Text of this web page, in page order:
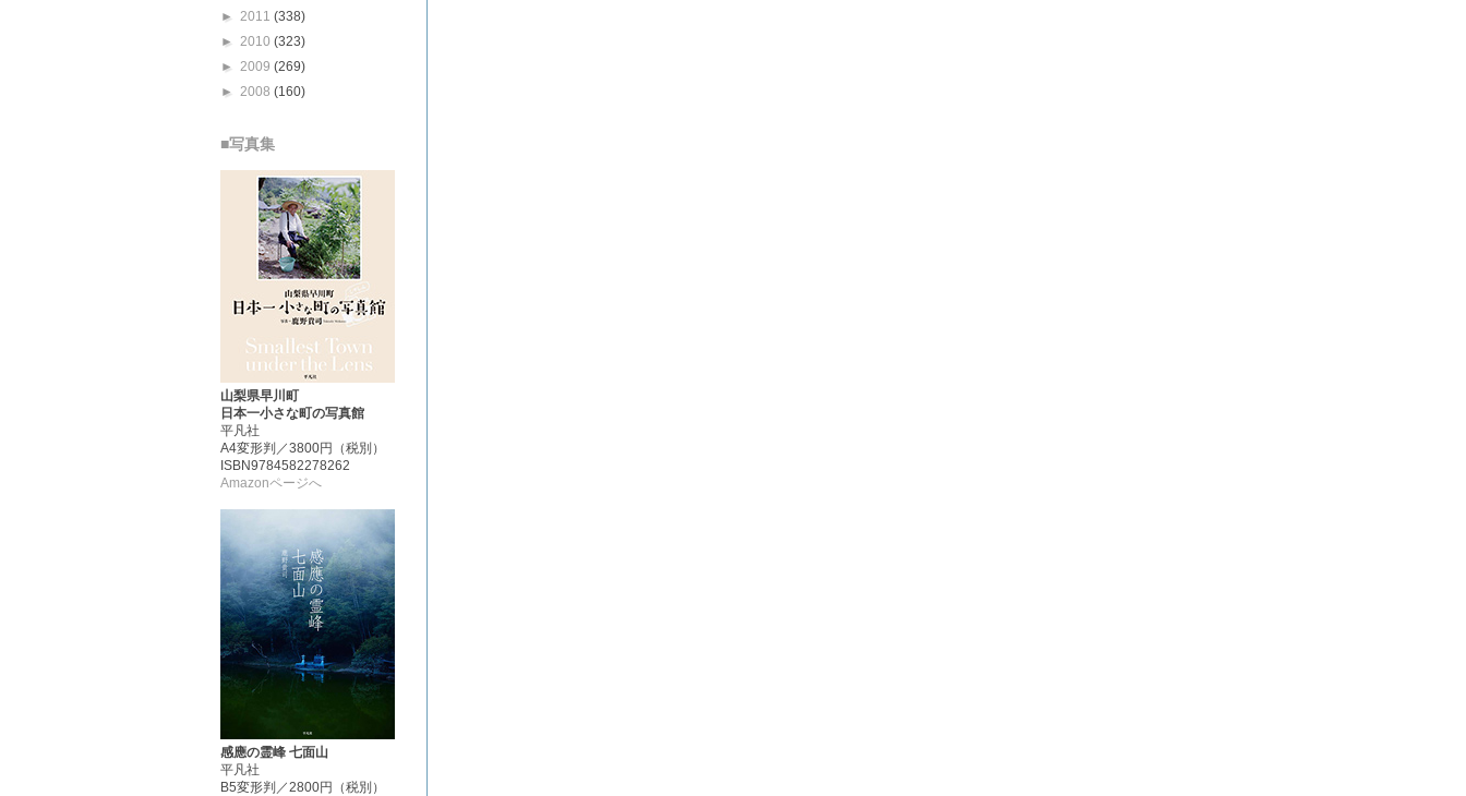
► 2011 (338)
► 2010 (323)
► 2009 (269)
► 2008 (160)
■写真集
山梨県早川町
日本一小さな町の写真館
平凡社
A4変形判／3800円（税別）
ISBN9784582278262
Amazonページへ
感應の霊峰 七面山
平凡社
B5変形判／2800円（税別）